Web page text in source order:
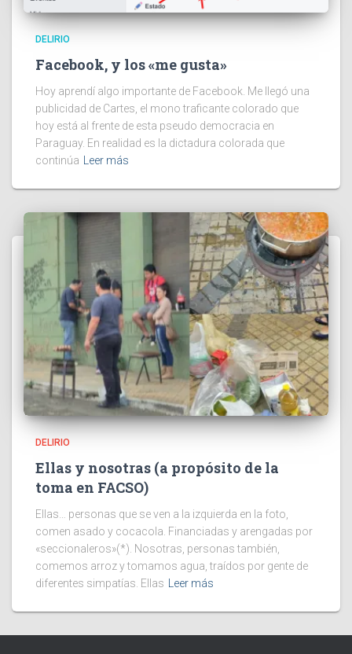
DELIRIO
Facebook, y los «me gusta»
Hoy aprendí algo importante de Facebook. Me llegó una
publicidad de Cartes, el mono traficante colorado que
hoy está al frente de esta pseudo democracia en
Paraguay. En realidad es la dictadura colorada que
continúa Leer más
DELIRIO
Ellas y nosotras (a propósito de la
toma en FACSO)
Ellas… personas que se ven a la izquierda en la foto,
comen asado y cocacola. Financiadas y arengadas por
«seccionaleros»(*). Nosotras, personas también,
comemos arroz y tomamos agua, traídos por gente de
diferentes simpatías. Ellas
Leer más